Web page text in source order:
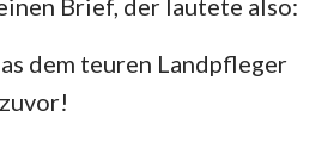
dem teuren Landpfleger